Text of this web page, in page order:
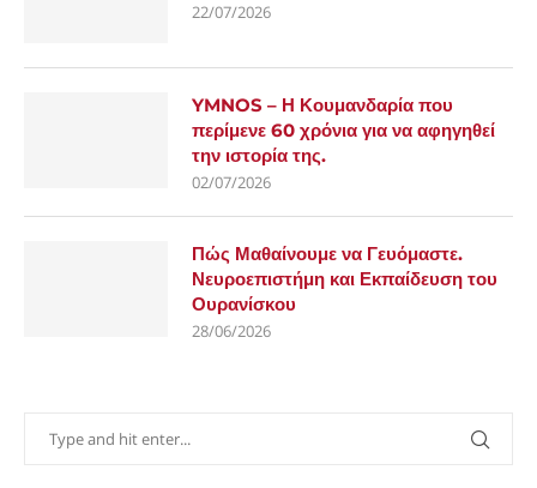
22/07/2026
YMNOS – Η Κουμανδαρία που
περίμενε 60 χρόνια για να αφηγηθεί
την ιστορία της.
02/07/2026
Πώς Μαθαίνουμε να Γευόμαστε.
Νευροεπιστήμη και Εκπαίδευση του
Ουρανίσκου
28/06/2026